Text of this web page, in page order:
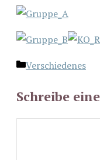
Kategorien
Verschiedenes
Schreibe